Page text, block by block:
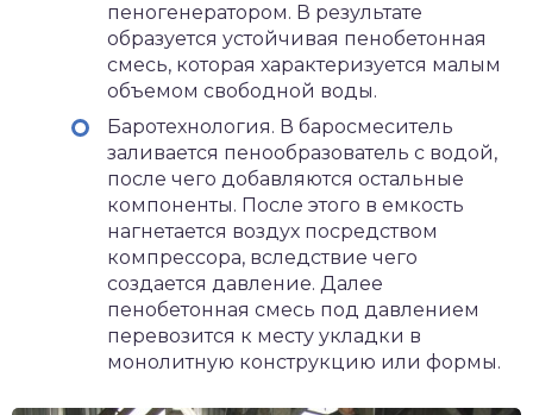
пеногенератором. В результате
образуется устойчивая пенобетонная
смесь, которая характеризуется малым
объемом свободной воды.
Баротехнология. В баросмеситель
заливается пенообразователь с водой,
после чего добавляются остальные
компоненты. После этого в емкость
нагнетается воздух посредством
компрессора, вследствие чего
создается давление. Далее
пенобетонная смесь под давлением
перевозится к месту укладки в
монолитную конструкцию или формы.